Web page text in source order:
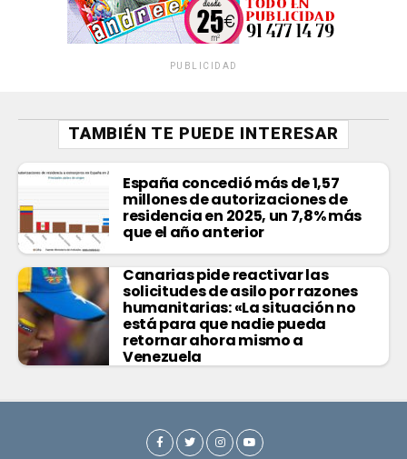
PUBLICIDAD
TAMBIÉN TE PUEDE INTERESAR
España concedió más de 1,57
millones de autorizaciones de
residencia en 2025, un 7,8% más
que el año anterior
Canarias pide reactivar las
solicitudes de asilo por razones
humanitarias: «La situación no
está para que nadie pueda
retornar ahora mismo a
Venezuela